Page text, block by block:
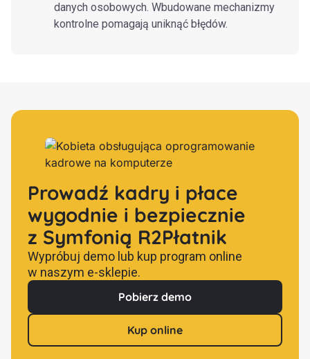
danych osobowych. Wbudowane mechanizmy
kontrolne pomagają uniknąć błędów.
Prowadź kadry i płace
wygodnie i bezpiecznie
z Symfonią R2Płatnik
Wypróbuj demo lub kup program online
w naszym e-sklepie.
Pobierz demo
Kup online